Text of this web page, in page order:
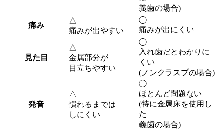
義歯の場合)
痛み
△
痛みが出やすい
◯
痛みが出にくい
見た目
△
金属部分が
目立ちやすい
◯
入れ歯だとわかりに
くい
(ノンクラスプの場合)
発音
△
慣れるまでは
しにくい
◯
ほとんど問題ない
(特に金属床を使用し
た
義歯の場合)